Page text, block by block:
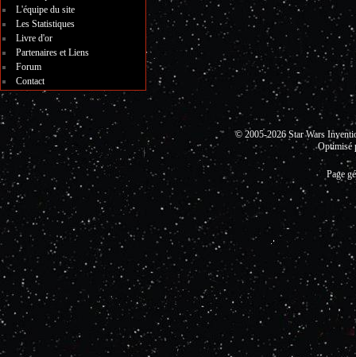
L'équipe du site
Les Statistiques
Livre d'or
Partenaires et Liens
Forum
Contact
© 2005-2026 Star Wars
Optimisé
Page